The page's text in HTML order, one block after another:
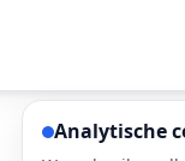
Analytische